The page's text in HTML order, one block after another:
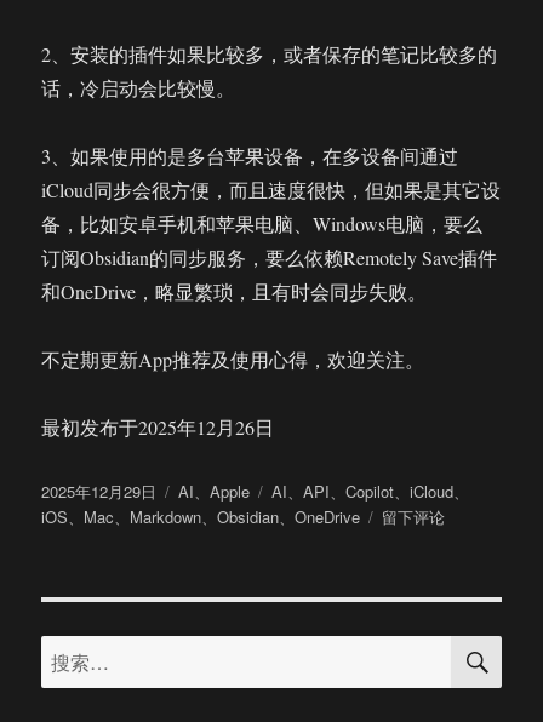
2、安装的插件如果比较多，或者保存的笔记比较多的
话，冷启动会比较慢。
3、如果使用的是多台苹果设备，在多设备间通过
iCloud同步会很方便，而且速度很快，但如果是其它设
备，比如安卓手机和苹果电脑、Windows电脑，要么
订阅Obsidian的同步服务，要么依赖Remotely Save插件
和OneDrive，略显繁琐，且有时会同步失败。
不定期更新App推荐及使用心得，欢迎关注。
最初发布于2025年12月26日
发
布
2025年12月29日
分
类
AI、Apple
标
签
AI、API、Copilot、iCloud、
iOS、 Mac、 Markdown、Obsidian、OneDrive
于
用
推
Obsidian
留下评论
搜
索：
搜